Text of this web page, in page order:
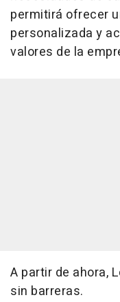
permitirá ofrecer
personalizada y
valores de la
A partir de ahora,
sin barreras.